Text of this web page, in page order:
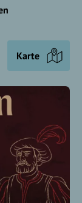
Karte